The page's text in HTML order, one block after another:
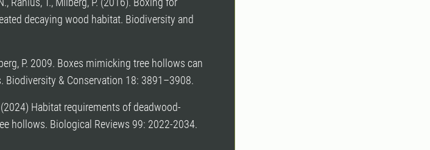
decaying wood habitat. Biodiversity and
P. 2009. Boxes mimicking tree hollows can
Biodiversity & Conservation 18: 3891–3908.
(2024) Habitat requirements of deadwood-
hollows. Biological Reviews 99: 2022-2034.